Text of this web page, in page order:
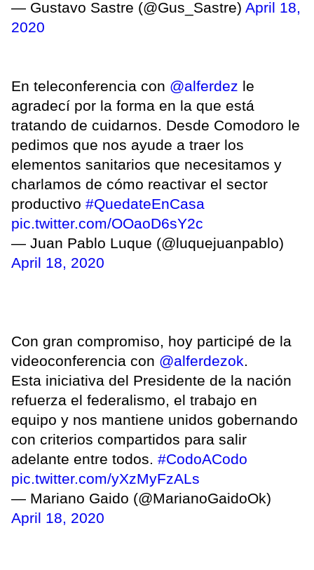
— Gustavo Sastre (@Gus_Sastre) April 18,
2020
En teleconferencia con @alferdez le
agradecí por la forma en la que está
tratando de cuidarnos. Desde Comodoro le
pedimos que nos ayude a traer los
elementos sanitarios que necesitamos y
charlamos de cómo reactivar el sector
productivo #QuedateEnCasa
pic.twitter.com/OOaoD6sY2c
— Juan Pablo Luque (@luquejuanpablo)
April 18, 2020
Con gran compromiso, hoy participé de la
videoconferencia con @alferdezok.
Esta iniciativa del Presidente de la nación
refuerza el federalismo, el trabajo en
equipo y nos mantiene unidos gobernando
con criterios compartidos para salir
adelante entre todos. #CodoACodo
pic.twitter.com/yXzMyFzALs
— Mariano Gaido (@MarianoGaidoOk)
April 18, 2020